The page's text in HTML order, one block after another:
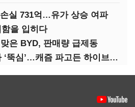
실 731억…유가 상승 여파
을 입히다
맞은 BYD, 판매량 급제동
독일차 넘은 현대차 ‘뚝심’…캐즘 파고든 하이브리드 역전극